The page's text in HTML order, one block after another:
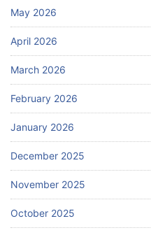
May 2026
April 2026
March 2026
February 2026
January 2026
December 2025
November 2025
October 2025